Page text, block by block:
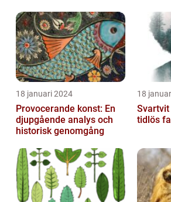
18 januari 2024
Provocerande konst: En
djupgående analys och
historisk genomgång
18
Svartvit
tidlös